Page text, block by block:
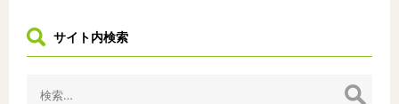
サイト内検索
索: